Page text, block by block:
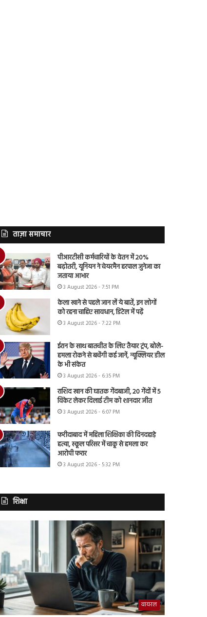
ताज़ा समाचार
पीआरटीसी कर्मचारियों के वेतन में 20%
बढ़ोतरी, यूनियन ने चेयरमैन हरपाल जुनेजा का
जताया आभार
3 August 2026 - 7:51 PM
केला खाने से पहले जान लें ये बातें, इन लोगों
को रहना चाहिए सावधान, डिटेल में पढ़ें
3 August 2026 - 7:22 PM
ईरान के साथ बातचीत के लिए तैयार ट्रंप, बोले-
हमला रोकने से बचेंगी कई जानें, न्यूक्लियर डील
के भी संकेत
3 August 2026 - 6:35 PM
राशिद खान की घातक गेंदबाजी, 20 गेंदों में 5
विकेट लेकर दिलाई टीम को शानदार जीत
3 August 2026 - 6:07 PM
फरीदाबाद में महिला शिक्षिका की दिनदहाड़े
हत्या, स्कूल परिसर में चाकू से हमला कर
आरोपी फरार
3 August 2026 - 5:32 PM
शिक्षा
वायरल